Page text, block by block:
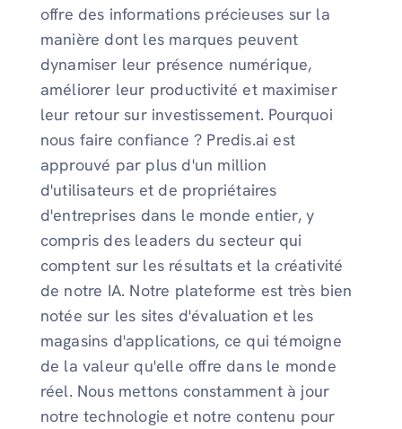
offre des informations précieuses sur la
manière dont les marques peuvent
dynamiser leur présence numérique,
améliorer leur productivité et maximiser
leur retour sur investissement. Pourquoi
nous faire confiance ? Predis.ai est
approuvé par plus d'un million
d'utilisateurs et de propriétaires
d'entreprises dans le monde entier, y
compris des leaders du secteur qui
comptent sur les résultats et la créativité
de notre IA. Notre plateforme est très bien
notée sur les sites d'évaluation et les
magasins d'applications, ce qui témoigne
de la valeur qu'elle offre dans le monde
réel. Nous mettons constamment à jour
notre technologie et notre contenu pour